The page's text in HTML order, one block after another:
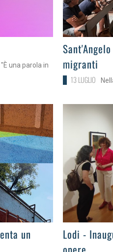
una parola in
>
migranti
13 LUGLIO
un
>Lodi -